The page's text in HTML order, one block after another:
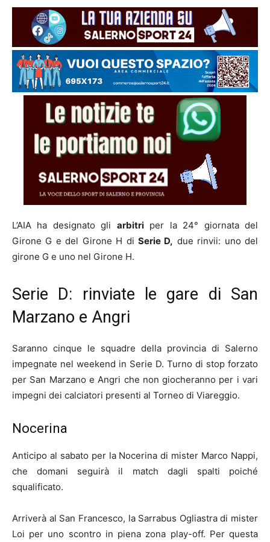
L’AIA ha designato gli arbitriper la 24° giornata del
Girone G e del Girone H di Serie D, due rinvii: uno del
girone G e uno nel Girone H.
Serie D: rinviate le gare di San
Marzano e Angri
Saranno cinque le squadre della provincia di Salerno
impegnate nel weekend in Serie D. Turno di stop forzato
per San Marzano e Angri che non giocheranno per i vari
impegni dei calciatori presenti al Torneo di Viareggio.
Nocerina
Anticipo al sabato per la Nocerina di mister Marco Nappi,
che domani seguirà il match dagli spalti poiché
squalificato.
Arriverà al San Francesco, la Sarrabus Ogliastra di mister
Loi per uno scontro in piena zona play-off. Per questa